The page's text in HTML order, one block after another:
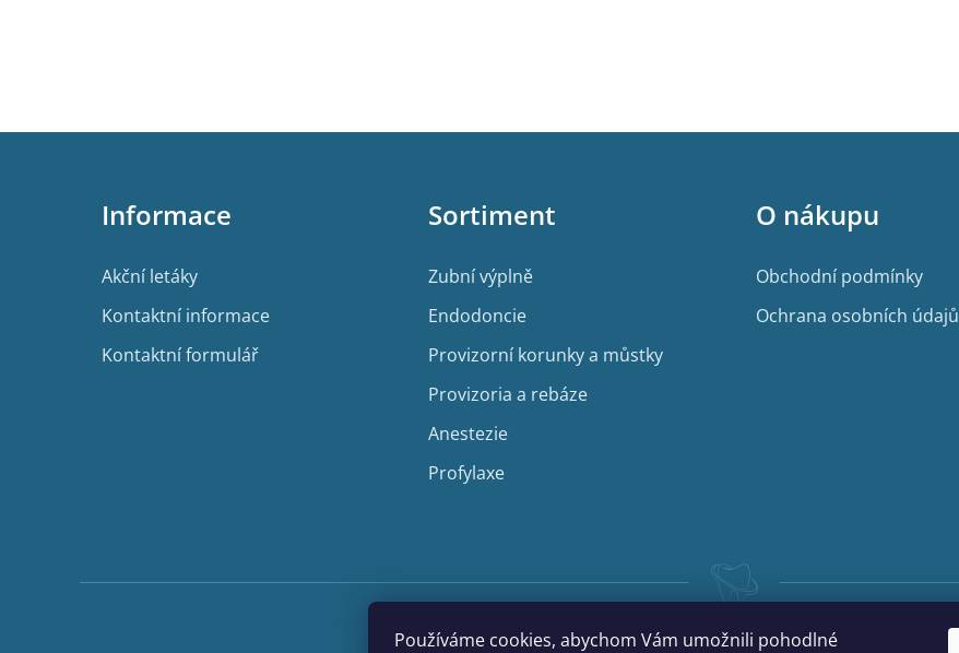
Používáme cookies, abychom Vám umožnili pohodlné
Z
Informace
Akční letáky
Kontaktní informace
Kontaktní formulář
Sortiment
Zubní výplně
Endodoncie
Provizorní korunky a můstky
Provizoria a rebáze
Anestezie
Profylaxe
O nákupu
Obchodní podmínky
Ochrana osobních údajů